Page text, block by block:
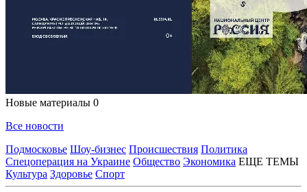
Новые материалы 0
Все новости
Подмосковье Шоу-бизнес Происшествия Политика
Спецоперация на Украине Общество Экономика ЕЩЕ ТЕМЫ
Культура Здоровье Спорт